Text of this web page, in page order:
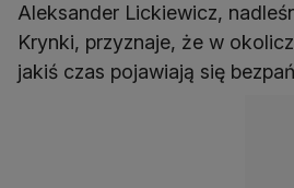
Aleksander Lickiewicz,
Krynki, przyznaje, że w
jakiś czas pojawiają się